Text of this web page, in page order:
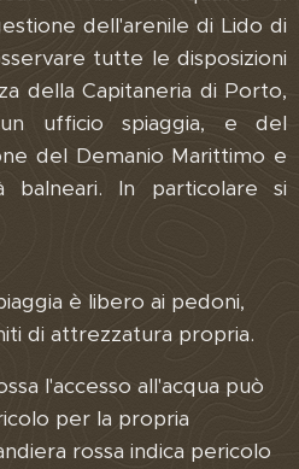
dell'arenile di Lido di
tutte le disposizioni
della Capitaneria di Porto,
ufficio spiaggia, e del
del Demanio Marittimo e
balneari. In particolare si
è libero ai pedoni,
di attrezzatura propria.
l'accesso all'acqua può
per la propria
rossa indica pericolo